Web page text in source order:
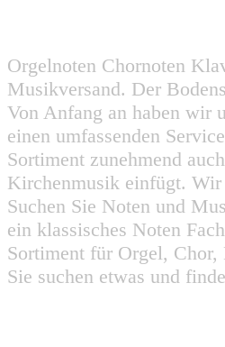
Orgelnoten Chornoten
Musikversand. Der
Von Anfang an haben wir
einen umfassenden
Sortiment zunehmend
Kirchenmusik einfügt. Wir
Suchen Sie Noten und
ein klassisches Noten
Sortiment für Orgel,
Sie suchen etwas und